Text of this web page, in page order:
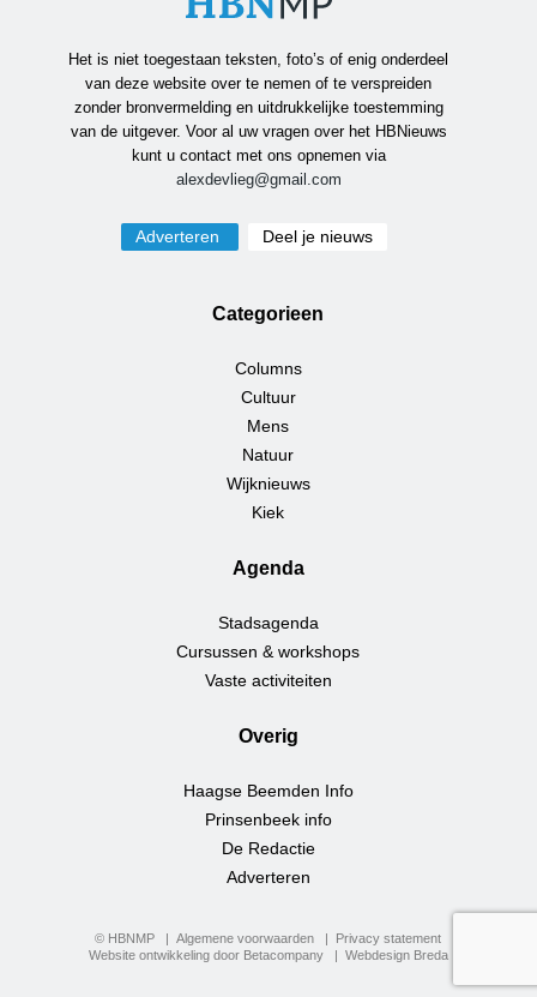
Het is niet toegestaan teksten, foto’s of enig onderdeel
van deze website over te nemen of te verspreiden
zonder bronvermelding en uitdrukkelijke toestemming
van de uitgever. Voor al uw vragen over het HBNieuws
kunt u contact met ons opnemen via
alexdevlieg@gmail.com
Adverteren Deel je nieuws
Categorieen
Columns
Cultuur
Mens
Natuur
Wijknieuws
Kiek
Agenda
Stadsagenda
Cursussen & workshops
Vaste activiteiten
Overig
Haagse Beemden Info
Prinsenbeek info
De Redactie
Adverteren
© HBNMP Algemene voorwaarden
Privacy statement
Website ontwikkeling door Betacompany
Webdesign Breda